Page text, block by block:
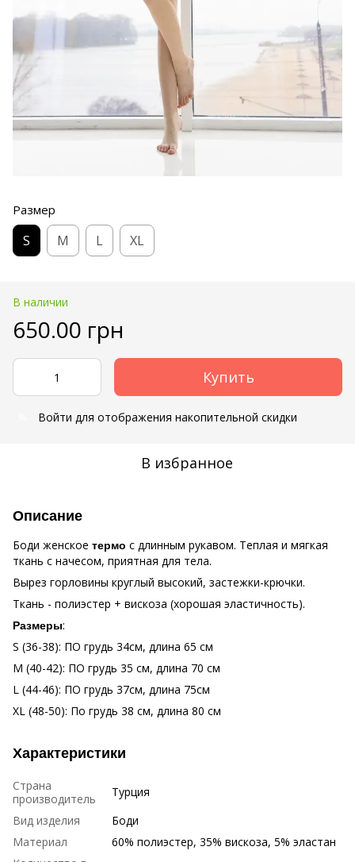
Размер
S M L XL
В наличии
650.00 грн
Купить
Войти для отображения накопительной скидки
В избранное
Описание
Боди женское термо с длинным рукавом. Теплая и мягкая
ткань с начесом, приятная для тела.
Вырез горловины круглый высокий, застежки-крючки.
Ткань - полиэстер + вискоза (хорошая эластичность).
Размеры:
S (36-38): ПО грудь 34см, длина 65 см
M (40-42): ПО грудь 35 см, длина 70 см
L (44-46): ПО грудь 37см, длина 75см
XL (48-50): По грудь 38 см, длина 80 см
Характеристики
Страна
производитель
Турция
Вид изделия
Боди
Материал
60% полиэстер, 35% вискоза, 5% эластан